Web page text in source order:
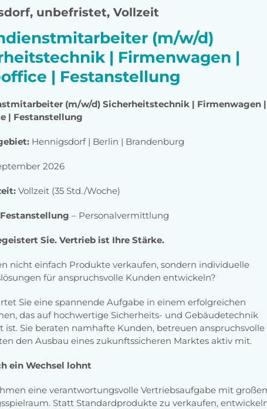
, unbefristet, Vollzeit
(m/w/d)
| Firmenwagen |
| Festanstellung
(m/w/d) Sicherheitstechnik | Firmenwagen |
| Festanstellung
Hennigsdorf | Berlin | Brandenburg
2026
Vollzeit (35 Std./Woche)
– Personalvermittlung
Sie. Vertrieb ist Ihre Stärke.
nicht einfach Produkte verkaufen, sondern individuelle
für anspruchsvolle Kunden entwickeln?
Sie eine spannende Aufgabe in einem erfolgreichen
das auf hochwertige Sicherheits- und Gebäudetechnik
ist. Sie beraten namhafte Kunden, betreuen
den Ausbau eines zukunftssicheren Marktes aktiv mit.
ein Wechsel lohnt
eine verantwortungsvolle Vertriebsaufgabe mit
Statt Standardprodukte zu verkaufen,